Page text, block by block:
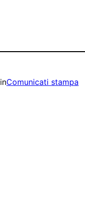
inComunicati stampa